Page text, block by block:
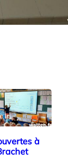
à